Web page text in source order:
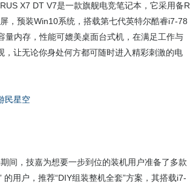
X7 DT V7是一款旗舰电竞笔记本，它采用备R
，预装Win10系统，搭载第七代英特尔酷睿i7-78
内存，性能可媲美桌面台式机，在满足工作与
让无论你身处何方都可随时进入精彩刺激的电
间，技嘉为想要一步到位的装机用户准备了多款
用户，推荐“DIY组装整机全套”方案，其搭载i7-